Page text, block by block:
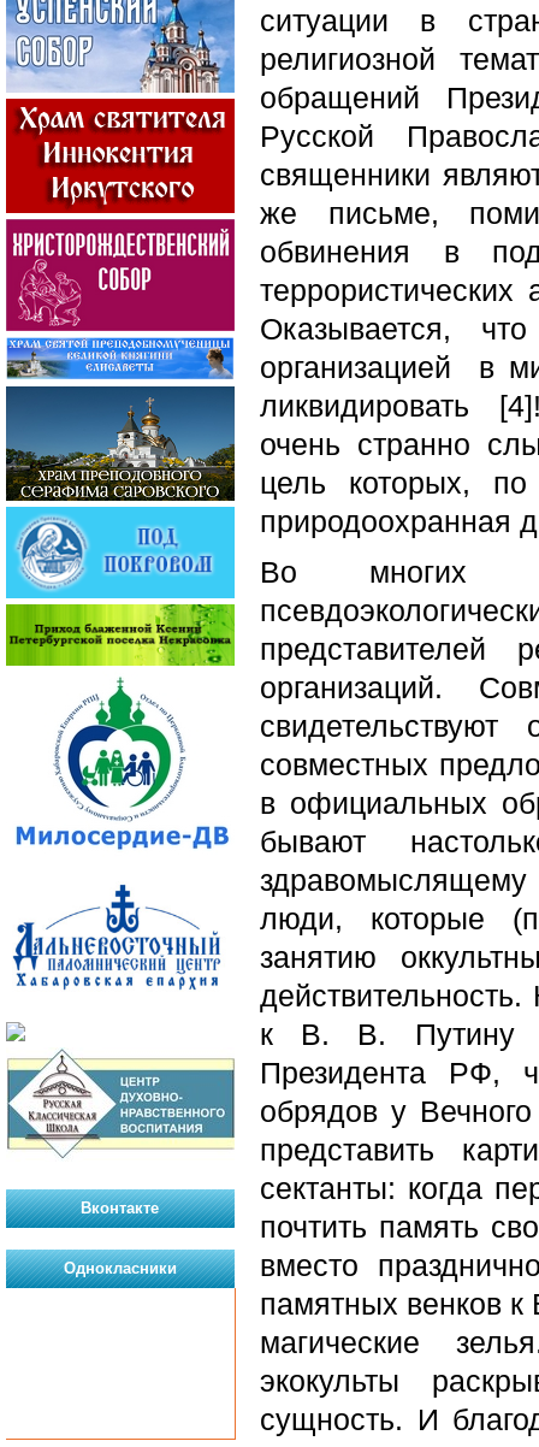
ситуации в
религиозной
обращений
Русской
священники
же письме,
обвинения в
террористических
Оказывается,
организацией
в
ликвидировать
очень странно
цель которых,
природоохранная
Во многих
представителей
организаций.
совместных
в официальных
бывают
здравомыслящему
люди, которые
занятию
к В. В. Путину
Президента РФ,
обрядов у
представить
сектанты: когда
почтить память
вместо
памятных венков
магические
экокульты
сущность. И
Вконтакте
Однокласники